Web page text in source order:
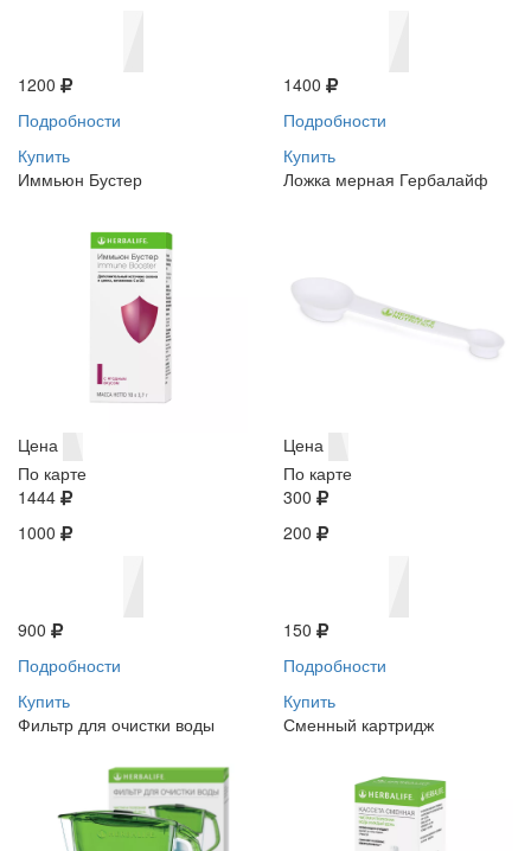
1200
Подробности
Купить
1400
Подробности
Купить
Иммьюн Бустер
Цена
По карте
1444
1000
900
Подробности
Купить
Ложка мерная Гербалайф
Цена
По карте
300
200
150
Подробности
Купить
Фильтр для очистки воды
Сменный картридж